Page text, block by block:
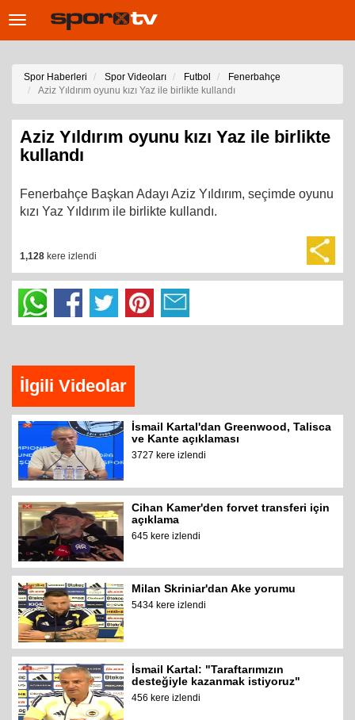
Toggle
Spor Haberleri Spor Videoları Futbol
Fenerbahçe
Aziz Yıldırım oyunu kızı Yaz ile birlikte kullandı
Aziz Yıldırım oyunu kızı Yaz ile birlikte
kullandı
Fenerbahçe Başkan Adayı Aziz Yıldırım, seçimde oyunu
kızı Yaz Yıldırım ile birlikte kullandı.
1,128 kere izlendi
İlgili Videolar
İsmail Kartal'dan Greenwood, Talisca
ve Kante açıklaması
3727 kere izlendi
Cihan Kamer'den forvet transferi için
açıklama
645 kere izlendi
Milan Skriniar'dan Ake yorumu
5434 kere izlendi
İsmail Kartal: "Taraftarımızın
desteğiyle kazanmak istiyoruz"
456 kere izlendi